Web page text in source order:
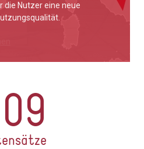
die Nutzer eine neue
es eine